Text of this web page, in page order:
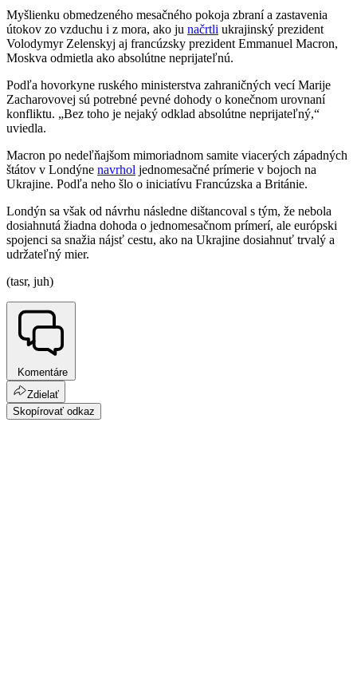
Myšlienku obmedzeného mesačného pokoja zbraní a zastavenia
útokov zo vzduchu i z mora, ako ju načrtli ukrajinský prezident
Volodymyr Zelenskyj aj francúzsky prezident Emmanuel Macron,
Moskva odmietla ako absolútne neprijateľnú.
Podľa hovorkyne ruského ministerstva zahraničných vecí Marije
Zacharovovej sú potrebné pevné dohody o konečnom urovnaní
konfliktu. „Bez toho je nejaký odklad absolútne neprijateľný,“
uviedla.
Macron po nedeľňajšom mimoriadnom samite viacerých západných
štátov v Londýne navrhol jednomesačné prímerie v bojoch na
Ukrajine. Podľa neho šlo o iniciatívu Francúzska a Británie.
Londýn sa však od návrhu následne dištancoval s tým, že nebola
dosiahnutá žiadna dohoda o jednomesačnom prímerí, ale európski
spojenci sa snažia nájsť cestu, ako na Ukrajine dosiahnuť trvalý a
udržateľný mier.
(tasr, juh)
Komentáre
Zdielať
Skopírovať odkaz